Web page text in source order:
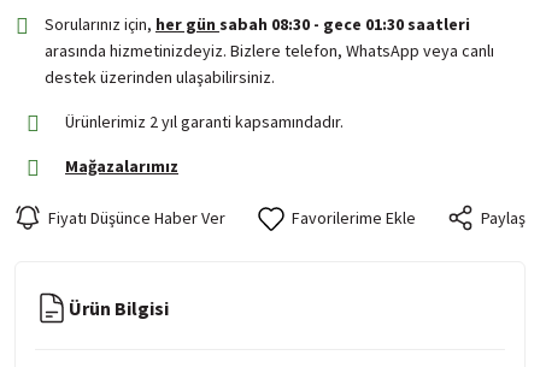
Sorularınız için, her gün sabah 08:30 - gece 01:30 saatleri
arasında hizmetinizdeyiz. Bizlere telefon, WhatsApp veya canlı
destek üzerinden ulaşabilirsiniz.
Ürünlerimiz 2 yıl garanti kapsamındadır.
Mağazalarımız
Fiyatı Düşünce Haber Ver Paylaş
Ürün Bilgisi